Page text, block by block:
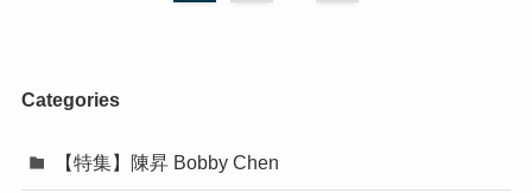
Categories
【特集】陳昇 Bobby Chen